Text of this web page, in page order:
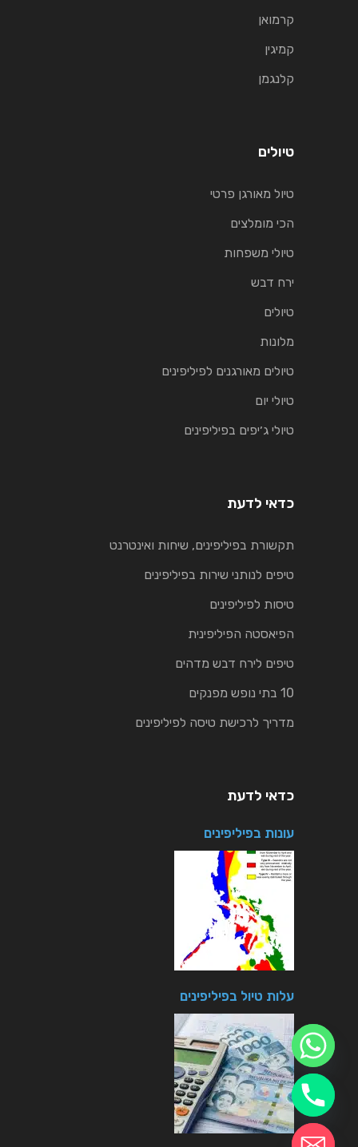
קרמואן
קמיגין
קלנגמן
טיולים
טיול מאורגן פרטי
הכי מומלצים
טיולי משפחות
ירח דבש
טיולים
מלונות
טיולים מאורגנים לפיליפינים
טיולי יום
טיולי ג׳יפים בפיליפינים
כדאי לדעת
תקשורת בפיליפינים, שיחות ואינטרנט
טיפים לנותני שירות בפיליפינים
טיסות לפיליפינים
הפיאסטה הפיליפינית
טיפים לירח דבש מדהים
10 בתי נופש מפנקים
מדריך לרכישת טיסה לפיליפינים
כדאי לדעת
עונות בפיליפינים
עלות טיול בפיליפינים